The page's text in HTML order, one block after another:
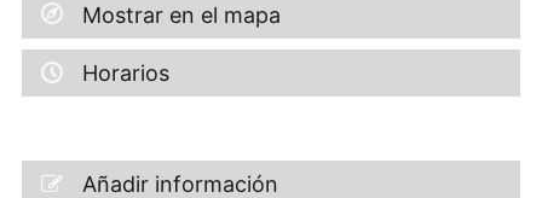
Mostrar en el mapa
Horarios
Añadir información